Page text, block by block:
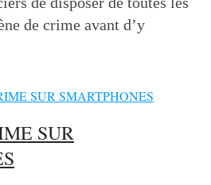
de crime avant d’y
SUR